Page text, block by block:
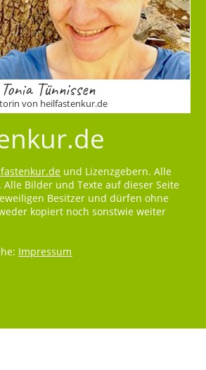
Tonia Tünnissen
von heilfastenkur.de
und Lizenzgebern. Alle
Alle Bilder und Texte auf dieser Seite
Besitzer und dürfen ohne
kopiert noch sonstwie weiter
Impressum